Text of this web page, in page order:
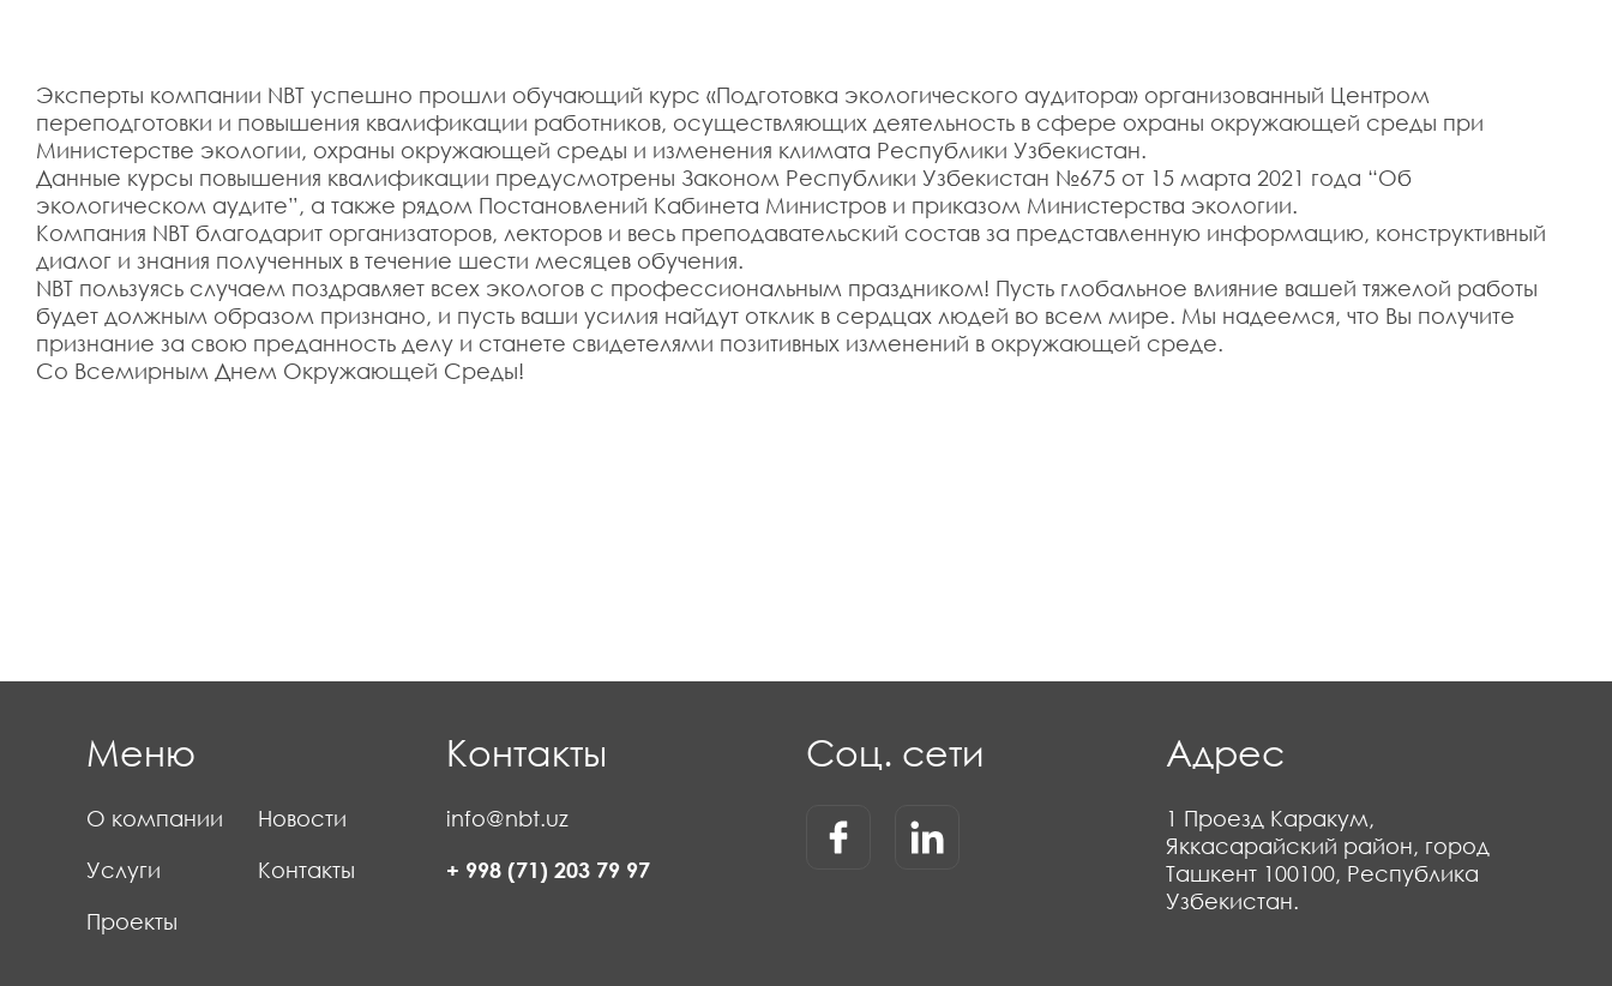
Эксперты компании NBT успешно прошли обучающий курс «Подготовка экологического аудитора» организованный Центром
переподготовки и повышения квалификации работников, осуществляющих деятельность в сфере охраны окружающей среды при
Министерстве экологии, охраны окружающей среды и изменения климата Республики Узбекистан.
Данные курсы повышения квалификации предусмотрены Законом Республики Узбекистан №675 от 15 марта 2021 года “Об
экологическом аудите”, а также рядом Постановлений Кабинета Министров и приказом Министерства экологии.
Компания NBT благодарит организаторов, лекторов и весь преподавательский состав за представленную информацию, конструктивный
диалог и знания полученных в течение шести месяцев обучения.
NBT пользуясь случаем поздравляет всех экологов с профессиональным праздником! Пусть глобальное влияние вашей тяжелой работы
будет должным образом признано, и пусть ваши усилия найдут отклик в сердцах людей во всем мире. Мы надеемся, что Вы получите
признание за свою преданность делу и станете свидетелями позитивных изменений в окружающей среде.
Со Всемирным Днем ​​Окружающей Среды!
Меню
О компании
Услуги
Проекты
Новости
Контакты
Контакты
info@nbt.uz
+ 998 (71) 203 79 97
Соц. сети Адрес
1 Проезд Каракум,
Яккасарайский район, город
Ташкент 100100, Республика
Узбекистан.